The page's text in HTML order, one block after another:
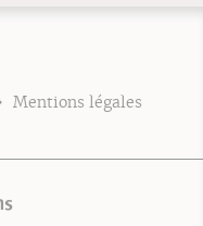
Mentions légales